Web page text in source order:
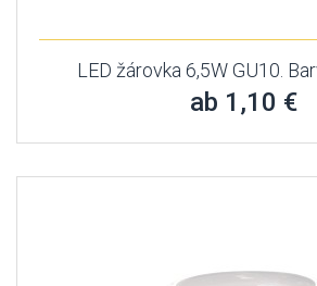
LED žárovka 6,5W GU10.
ab 1,10 €